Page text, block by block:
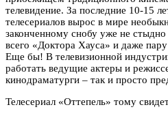
телевидение. За последние 10-15
телесериалов вырос в мире
законченному снобу уже не стыдно
всего «Доктора Хауса» и даже
Еще бы! В телевизионной
работать ведущие актеры и
кинодраматурги – так и просто
Телесериал «Оттепель» тому